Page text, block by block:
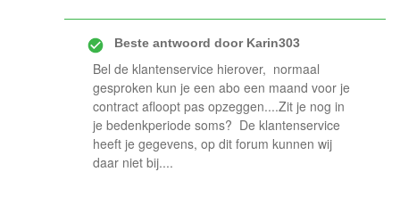
Beste antwoord doorKarin303
Bel de klantenservice hierover, normaal
gesproken kun je een abo een maand voor je
contract afloopt pas opzeggen....Zit je nog in
je bedenkperiode soms? De klantenservice
heeft je gegevens, op dit forum kunnen wij
daar niet bij....